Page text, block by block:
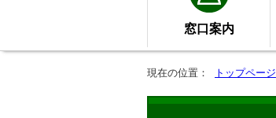
窓口案内
現在の位置： トップページ